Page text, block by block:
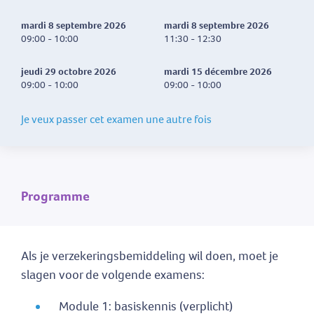
mardi 8 septembre 2026
09:00 - 10:00
mardi 8 septembre 2026
11:30 - 12:30
jeudi 29 octobre 2026
09:00 - 10:00
mardi 15 décembre 2026
09:00 - 10:00
Je veux passer cet examen une autre fois
Programme
Als je verzekeringsbemiddeling wil doen, moet je
slagen voor de volgende examens:
Module 1: basiskennis (verplicht)